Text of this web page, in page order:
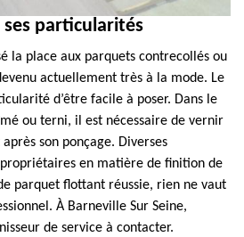
particularités
la place aux parquets contrecollés ou
actuellement très à la mode. Le
d’être facile à poser. Dans le
ou terni, il est nécessaire de vernir
son ponçage. Diverses
propriétaires en matière de finition de
parquet flottant réussie, rien ne vaut
À Barneville Sur Seine,
de service à contacter.